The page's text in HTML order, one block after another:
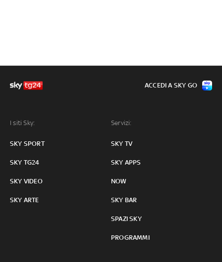
I siti Sky:
SKY SPORT
SKY TG24
SKY VIDEO
SKY ARTE
Servizi:
SKY TV
SKY APPS
NOW
SKY BAR
SPAZI SKY
PROGRAMMI
ACCEDI A SKY GO